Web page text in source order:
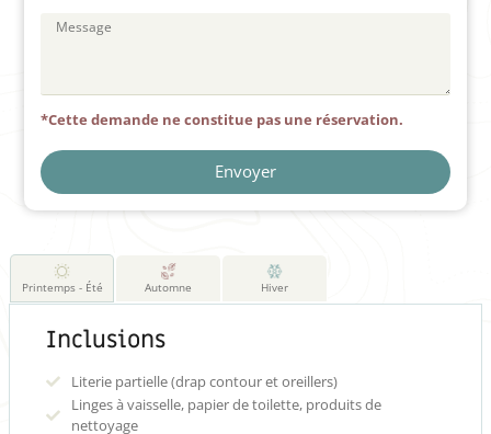
*Cette demande ne constitue pas une réservation.
Envoyer
Printemps - Été Automne Hiver
Inclusions
Literie partielle (drap contour et oreillers)
Linges à vaisselle, papier de toilette, produits de
nettoyage